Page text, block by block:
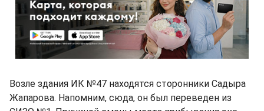
Возле здания ИК №47 находятся сторонники Садыра
Жапарова. Напомним, сюда, он был переведен из